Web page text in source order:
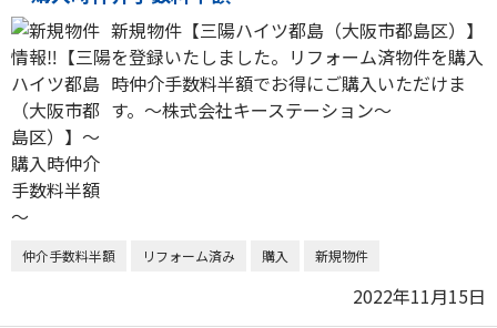
新規物件【三陽ハイツ都島（大阪市都島区）】
を登録いたしました。リフォーム済物件を購入
時仲介手数料半額でお得にご購入いただけま
す。～株式会社キーステーション～
仲介手数料半額 リフォーム済み 購入 新規物件
2022年11月15日